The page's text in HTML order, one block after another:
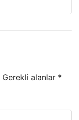
Gerekli alanlar *